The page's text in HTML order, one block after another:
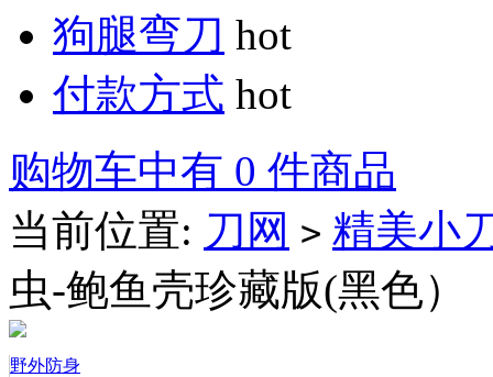
狗腿弯刀 hot
付款方式 hot
购物车中有 0 件商品
当前位置: 刀网 > 精美小
虫-鲍鱼壳珍藏版(黑色）
野外防身